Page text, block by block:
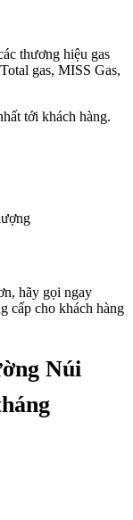
thương hiệu gas
gas, MISS Gas,
tới khách hàng.
hãy gọi ngay
cấp cho khách hàng
Núi